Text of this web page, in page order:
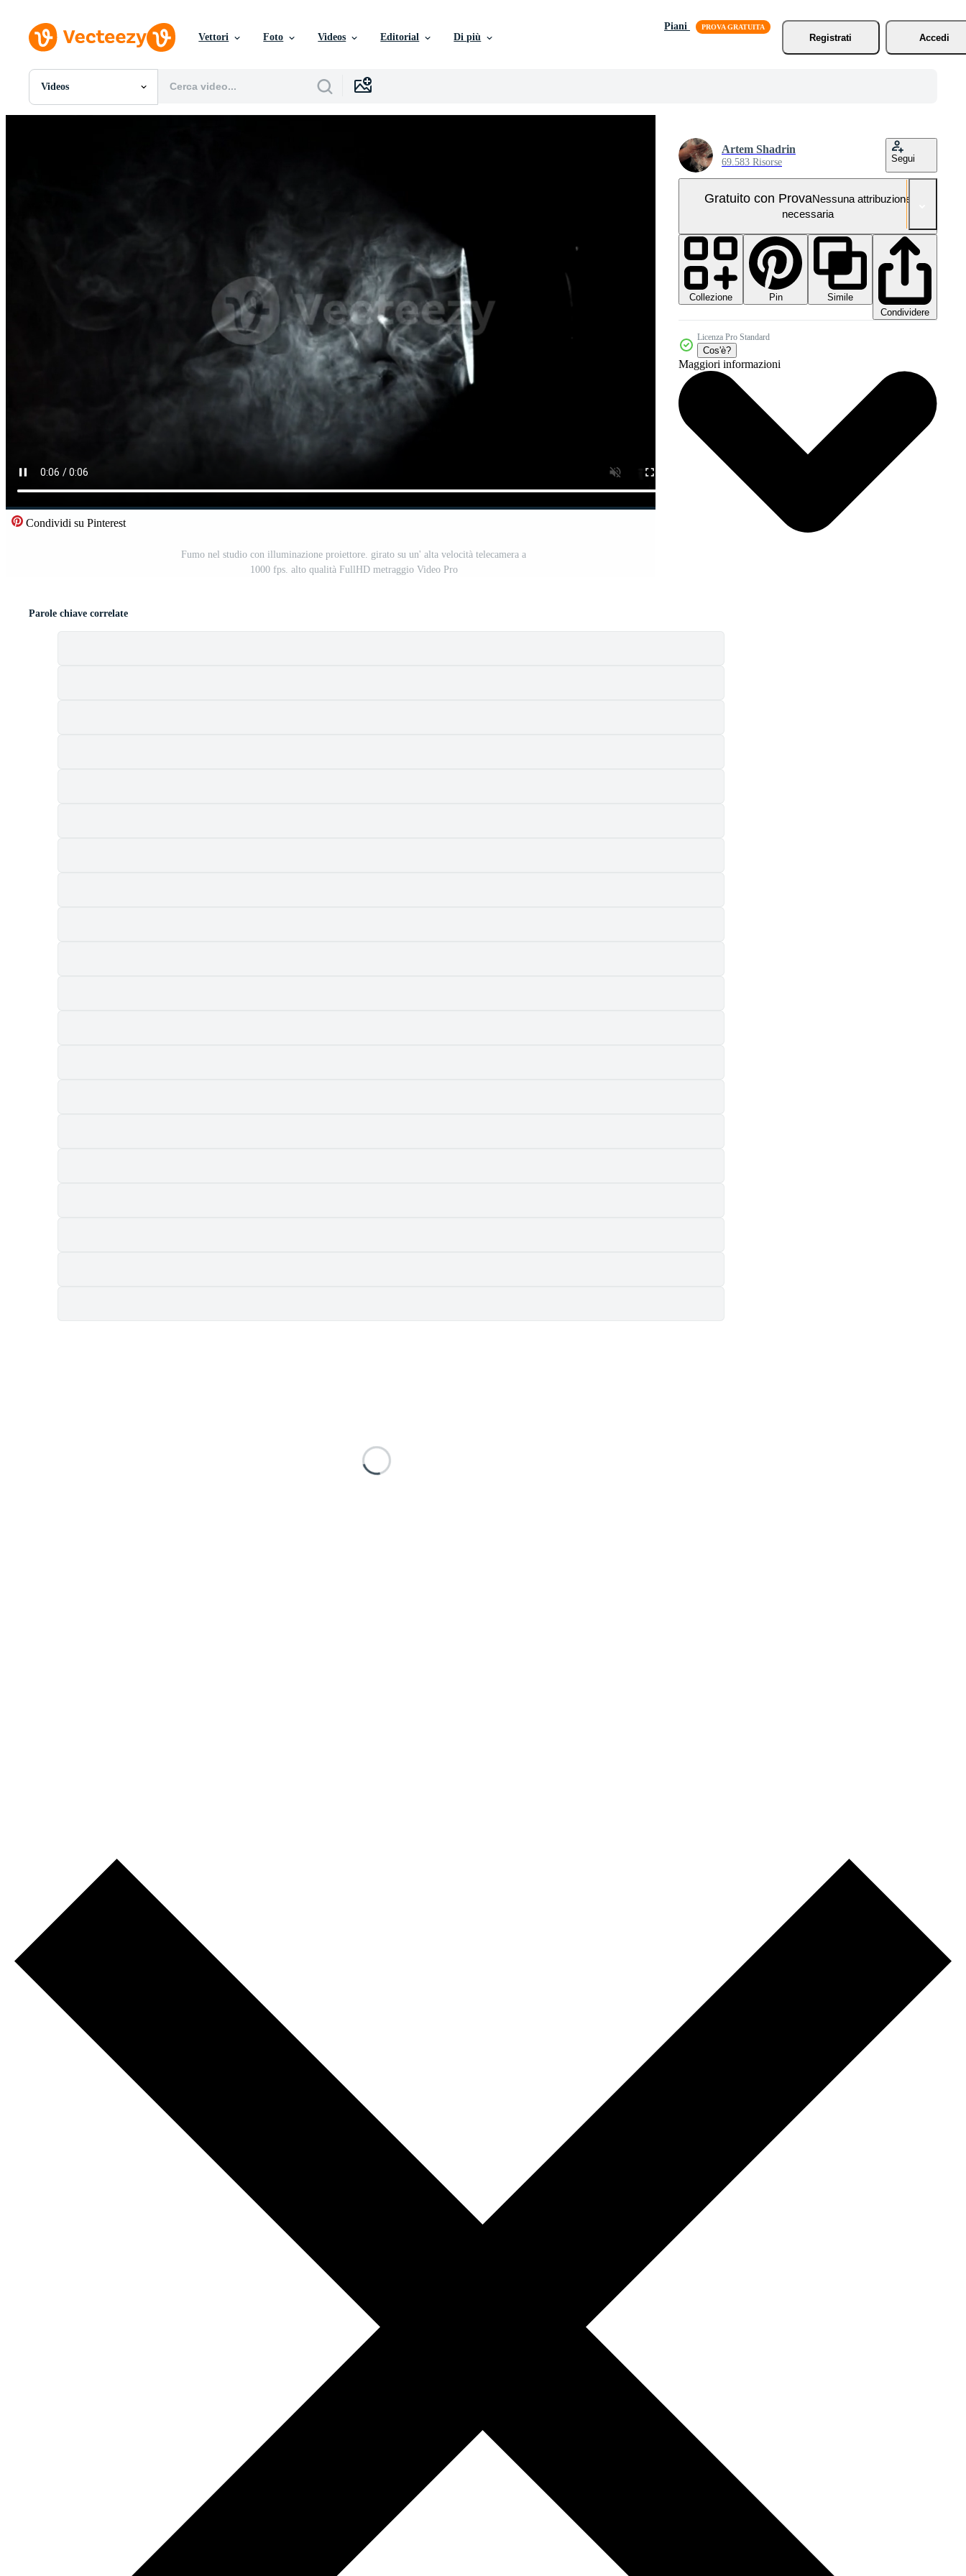
Vettori Foto Videos Editorial Di più
Piani
Registrati
Accedi
Videos
Tutte Immagini
Condividi su Pinterest
Fumo nel studio con illuminazione proiettore. girato su un' alta velocità telecamera a
1000 fps. alto qualità FullHD metraggio Video Pro
Artem Shadrin
69.583 Risorse Segui
Gratuito con ProvaNessuna attribuzione
necessaria
Collezione Pin
Simile
Condividere
Licenza Pro Standard
Cos'è?
Maggiori informazioni
Parole chiave correlate